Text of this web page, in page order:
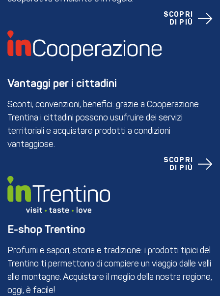
SCOPRI
DI PIÙ
Vantaggi per i cittadini
Sconti, convenzioni, benefici: grazie a Cooperazione
Trentina i cittadini possono usufruire dei servizi
territoriali e acquistare prodotti a condizioni
vantaggiose.
SCOPRI
DI PIÙ
E-shop Trentino
Profumi e sapori, storia e tradizione: i prodotti tipici del
Trentino ti permettono di compiere un viaggio dalle valli
alle montagne. Acquistare il meglio della nostra regione,
oggi, è facile!